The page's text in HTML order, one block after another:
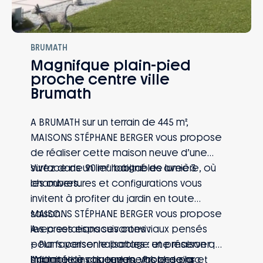
BRUMATH
Magnifque plain-pied
proche centre ville
Brumath
A BRUMATH sur un terrain de 445 m²,
MAISONS STÉPHANE BERGER vous propose
de réaliser cette maison neuve d’une
surface de 90 m² habitables avec 3
chambres.
Vivez dans un lieu baigné de lumière, où
les ouvertures et configurations vous
invitent à profiter du jardin en toute
saison.
Avec ses espaces conviviaux pensés
pour favoriser le partage et préserver
l’intimité de chaque membre de la
MAISONS STÉPHANE BERGER vous propose
les prestations suivantes :
– Plans personnalisables : une maison qui
s’adapte à vos envies, vos besoins et
Informations du terrain : Proche parc